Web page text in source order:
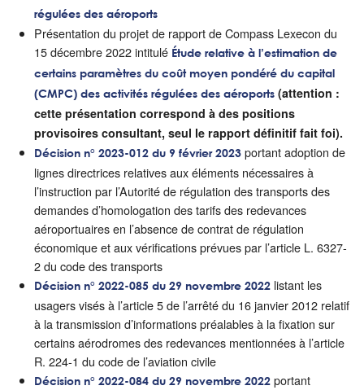
régulées des aéroports
Présentation du projet de rapport de Compass Lexecon du
15 décembre 2022 intitulé Étude relative à l’estimation de
certains paramètres du coût moyen pondéré du capital
(CMPC) des activités régulées des aéroports (attention :
cette présentation correspond à des positions
provisoires consultant, seul le rapport définitif fait foi).
Décision n° 2023-012 du 9 février 2023portant adoption de
lignes directrices relatives aux éléments nécessaires à
l’instruction par l’Autorité de régulation des transports des
demandes d’homologation des tarifs des redevances
aéroportuaires en l’absence de contrat de régulation
économique et aux vérifications prévues par l’article L. 6327-
2 du code des transports
Décision n° 2022-085 du 29 novembre 2022listant les
usagers visés à l’article 5 de l’arrêté du 16 janvier 2012 relatif
à la transmission d’informations préalables à la fixation sur
certains aérodromes des redevances mentionnées à l’article
R. 224-1 du code de l’aviation civile
Décision n° 2022-084 du 29 novembre 2022portant